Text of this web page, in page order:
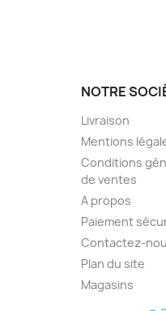
NOTRE
Livraison
Mentions
Conditions
de ventes
A propos
Paiement
Contactez-
Plan du site
Magasins